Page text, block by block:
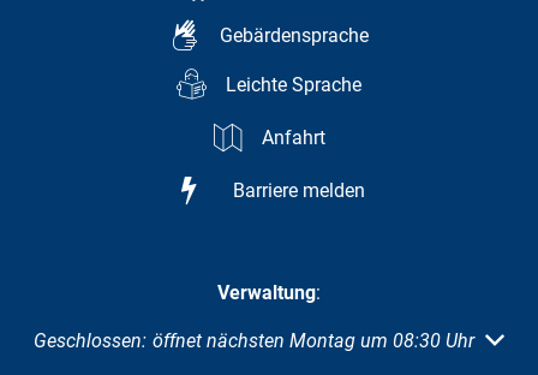
Gebärdensprache
Leichte Sprache
Anfahrt
Barriere melden
Verwaltung:
Klicken, um weitere Öffnungs- oder Schließzeiten
Geschlossen: öffnet nächsten Montag um 08:30 Uhr